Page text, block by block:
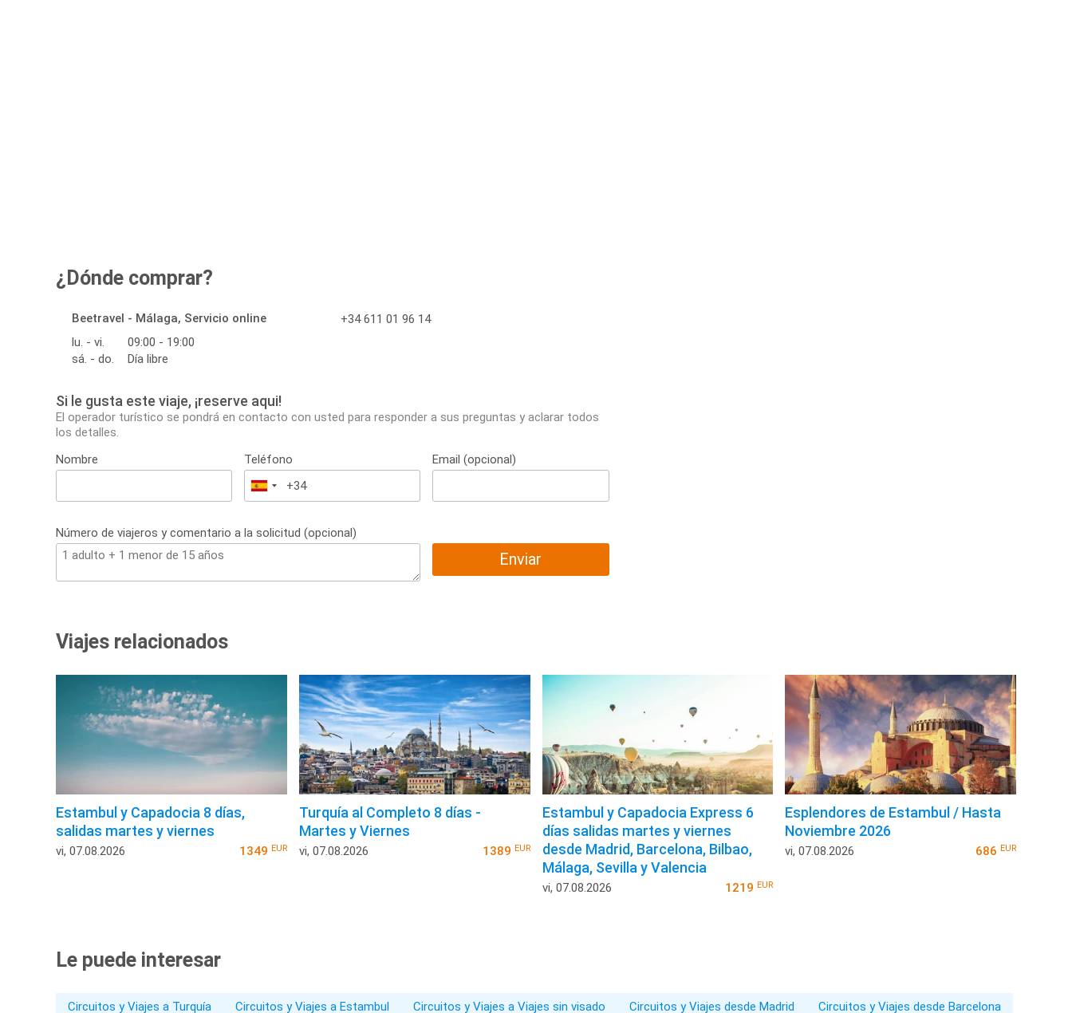
¿Dónde comprar?
Beetravel - Málaga, Servicio online
lu. - vi.
09:00 - 19:00
sá. - do.
Día libre
+34 611 01 96 14
Si le gusta este viaje, ¡reserve aqui!
El operador turístico se pondrá en contacto con usted para responder a sus preguntas y aclarar todos
los detalles.
Nombre
Teléfono
España
+34
Email (opcional)
Número de viajeros y comentario a la solicitud (opcional)
Enviar
Viajes relacionados
Estambul y Capadocia 8 días,
salidas martes y viernes
vi, 07.08.2026 1349 EUR
Turquía al Completo 8 días -
Martes y Viernes
vi, 07.08.2026 1389 EUR
Estambul y Capadocia Express 6
días salidas martes y viernes
desde Madrid, Barcelona, Bilbao,
Málaga, Sevilla y Valencia
vi, 07.08.2026 1219EUR
Esplendores de Estambul / Hasta
Noviembre 2026
vi, 07.08.2026 686 EUR
Le puede interesar
Circuitos y Viajes a Turquía Circuitos y Viajes a Estambul Circuitos y Viajes a Viajes sin visado Circuitos y Viajes desde Madrid Circuitos y Viajes desde Barcelona